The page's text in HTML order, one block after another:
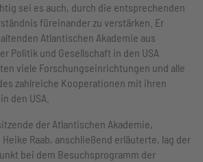
sei es auch, durch die entsprechenden
füreinander zu verstärken. Er
Atlantischen Akademie aus
Politik und Gesellschaft in den USA
viele Forschungseinrichtungen und alle
zahlreiche Kooperationen mit ihren
den USA.
der Atlantischen Akademie,
Raab, anschließend erläuterte, lag der
bei dem Besuchsprogramm der